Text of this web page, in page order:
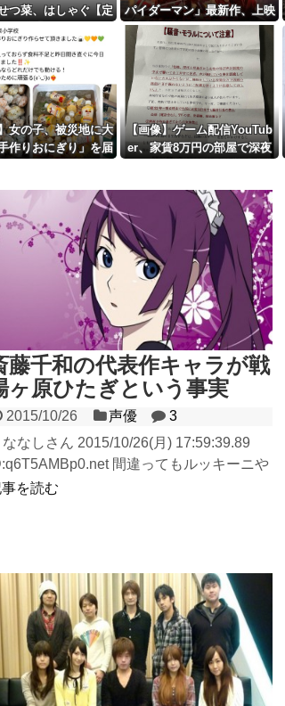
つ菜、はしゃぐ【定
パイダーマン」最新作、上映
中に強烈なオナラが発生し観
客数十人避難
女の子、被災地に大
作りおにぎり」を届
【画像】ゲーム配信YouTub
er、家賃8万円の部屋で深夜
藤千和の代表作キャラが戦
ヶ原ひたぎという事実
2015/10/26 声優
3
ななしさん 2015/10/26(月) 17:59:39.89
間違ってもルッキーニや
らで...
を読む